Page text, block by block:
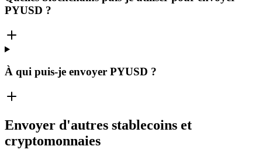
PYUSD ?
À qui puis-je envoyer PYUSD ?
Envoyer d'autres stablecoins et
cryptomonnaies